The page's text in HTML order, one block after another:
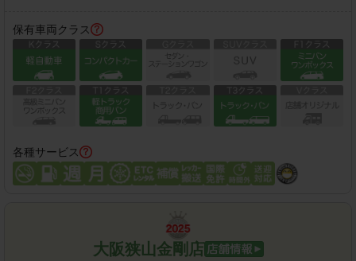
保有車両クラス
各種サービス
大阪狭山金剛店